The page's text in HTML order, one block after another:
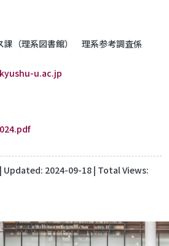
課（理系図書館） 理系参考調査係
u.ac.jp
| Updated: 2024-09-18 | Total Views: